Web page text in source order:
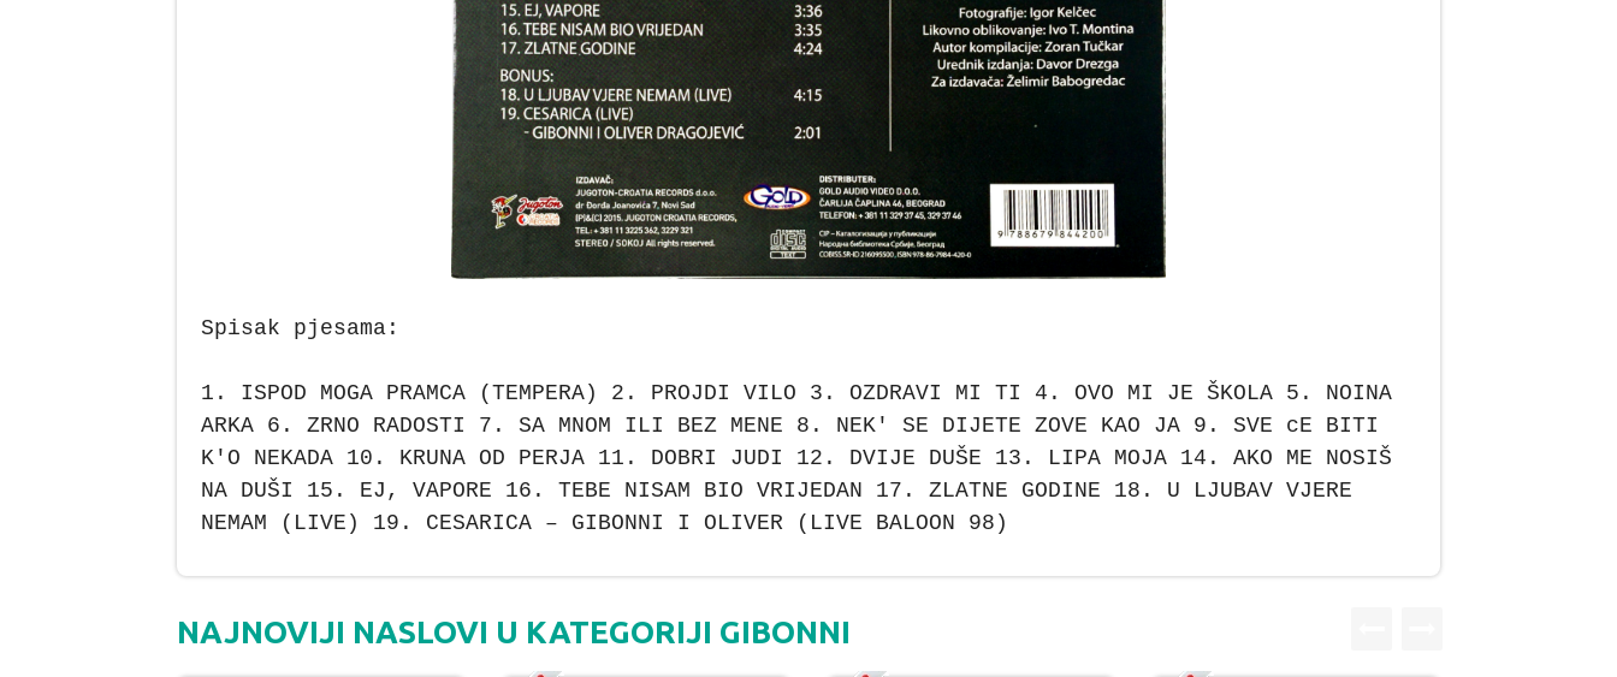
Spisak pjesama:
1. ISPOD MOGA PRAMCA (TEMPERA) 2. PROJDI VILO 3. OZDRAVI MI TI 4. OVO MI JE ŠKOLA 5. NOINA
ARKA 6. ZRNO RADOSTI 7. SA MNOM ILI BEZ MENE 8. NEK' SE DIJETE ZOVE KAO JA 9. SVE cE BITI
K'O NEKADA 10. KRUNA OD PERJA 11. DOBRI JUDI 12. DVIJE DUŠE 13. LIPA MOJA 14. AKO ME NOSIŠ
NA DUŠI 15. EJ, VAPORE 16. TEBE NISAM BIO VRIJEDAN 17. ZLATNE GODINE 18. U LJUBAV VJERE
NEMAM (LIVE) 19. CESARICA – GIBONNI I OLIVER (LIVE BALOON 98)
NAJNOVIJI NASLOVI U KATEGORIJI GIBONNI